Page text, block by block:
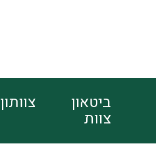
ביטאון
צוות
צוותון